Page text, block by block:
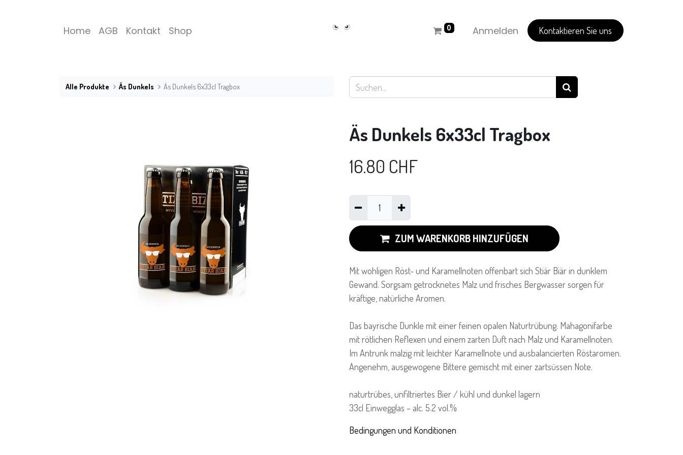
0 Anmelden Kontaktieren Sie uns
Home AGB Kontakt Shop
Alle Produkte Äs Dunkels Äs Dunkels 6x33cl Tragbox
Äs Dunkels 6x33cl Tragbox
16.80 CHF
ZUM WARENKORB HINZUFÜGEN
Mit wohligen Röst- und Karamellnoten offenbart sich Stiär Biär in dunklem
Gewand. Sorgsam getrocknetes Malz und frisches Bergwasser sorgen für
kräftige, natürliche Aromen.
Das bayrische Dunkle mit einer feinen opalen Naturtrübung. Mahagonifarbe
mit rötlichen Reflexen und einem zarten Duft nach Malz und Karamellnoten.
Im Antrunk malzig mit leichter Karamellnote und ausbalancierten Röstaromen.
Angenehm, ausgewogene Bittere gemischt mit einer zartsüssen Note.
naturtrübes, unfiltriertes Bier / kühl und dunkel lagern
33cl Einwegglas – alc. 5.2 vol.%
Bedingungen und Konditionen